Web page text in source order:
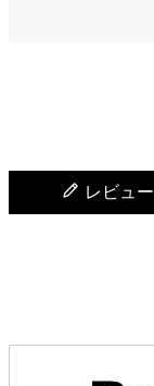
レビュ